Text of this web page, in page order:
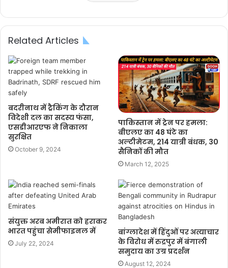
Related Articles
बदरीनाथ में ट्रैकिंग के दौरान
विदेशी दल का सदस्य फंसा,
एसडीआरएफ ने निकाला
सुरक्षित
October 9, 2024
पाकिस्तान में ट्रेन पर हमला:
बीएलए का 48 घंटे का
अल्टीमेटम, 214 यात्री बंधक, 30
सैनिकों की मौत
March 12, 2025
संयुक्त अरब अमीरात को हराकर
भारत पहुंचा सेमीफाइनल में
July 22, 2024
बांग्लादेश में हिंदुओं पर अत्याचार
के विरोध में रुद्रपुर में बंगाली
समुदाय का उग्र प्रदर्शन
August 12, 2024